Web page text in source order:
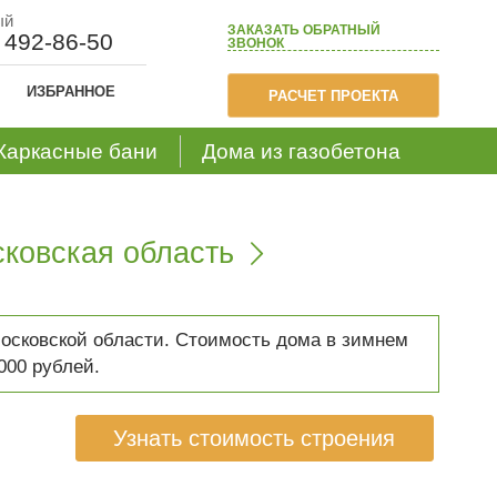
ЗАКАЗАТЬ ОБРАТНЫЙ
ЗВОНОК
РАСЧЕТ ПРОЕКТА
86-50
ИЗБРАННОЕ
бани Дома из газобетона
область 
области. Стоимость дома в зимнем
рублей.
Узнать стоимость строения